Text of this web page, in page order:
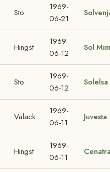
Sto
1969-
06-21
Hingst
1969-
06-12
Sol
Sto
1969-
06-12
Solelsa
Valack
1969-
06-11
Juvesta
Hingst
1969-
06-11